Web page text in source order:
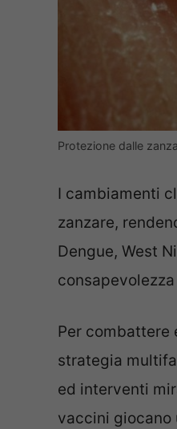
Protezione dalle
I cambiamenti
zanzare,
Dengue, West
Per combattere
strategia
ed interventi
vaccini giocano